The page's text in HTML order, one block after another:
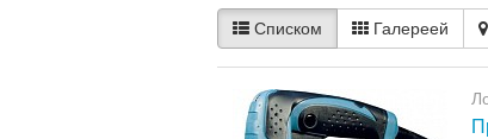
Списком Галереей